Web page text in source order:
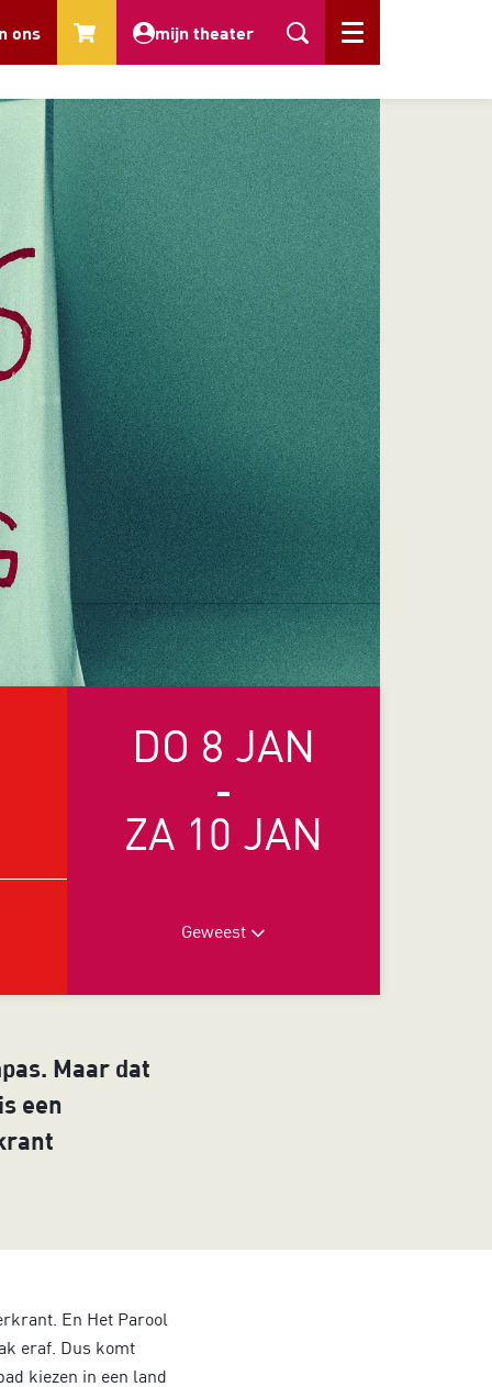
ons mijn theater Menu
DO 8 JAN
-
ZA 10 JAN
Geweest
Maar dat
een
En Het Parool
eraf. Dus komt
kiezen in een land